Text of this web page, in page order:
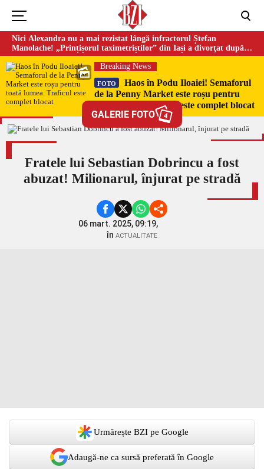
Nici Alexandra nu a mai rezistat lângă infractorul Ștefan
Manolache! „Prințișorul taximetriștilor” din Iași a divorţat după
doi ani de căsnicie
Breaking News
FOTO
Haos în Podu Iloaiei! Semaforul
de la Penny Market este roșu pentru
toată lumea. Traficul este complet blocat
GALERIE FOTO 4
Fratele lui Sebastian Dobrincu a fost
abuzat! Milionarul, înjurat pe stradă
06 mart. 2025, 09:19,
în ACTUALITATE
Urmărește BZI pe Google
Adaugă-ne ca sursă preferată în Google